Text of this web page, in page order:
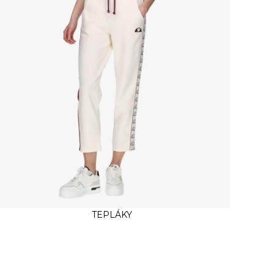
TEPLÁKY